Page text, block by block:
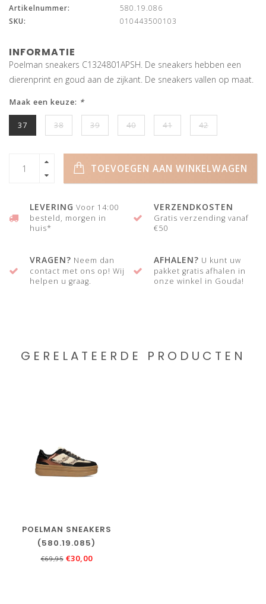
Artikelnummer:
580.19.086
SKU:
010443500103
INFORMATIE
Poelman sneakers C1324801APSH. De sneakers hebben een
dierenprint en goud aan de zijkant. De sneakers vallen op maat.
Maak een keuze: *
37 38 39 40 41 42
TOEVOEGEN AAN WINKELWAGEN
LEVERING Voor 14:00
besteld, morgen in
huis*
VERZENDKOSTEN
Gratis verzending vanaf
€50
VRAGEN? Neem dan
contact met ons op! Wij
helpen u graag.
AFHALEN? U kunt uw
pakket gratis afhalen in
onze winkel in Gouda!
GERELATEERDE PRODUCTEN
POELMAN SNEAKERS
(580.19.085)
€69,95 €30,00